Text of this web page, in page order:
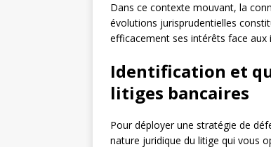
Dans ce contexte mouvant, la
évolutions jurisprudentielles
efficacement ses intérêts face aux
Identification et
litiges bancaires
Pour déployer une stratégie de
nature juridique du litige qui vous